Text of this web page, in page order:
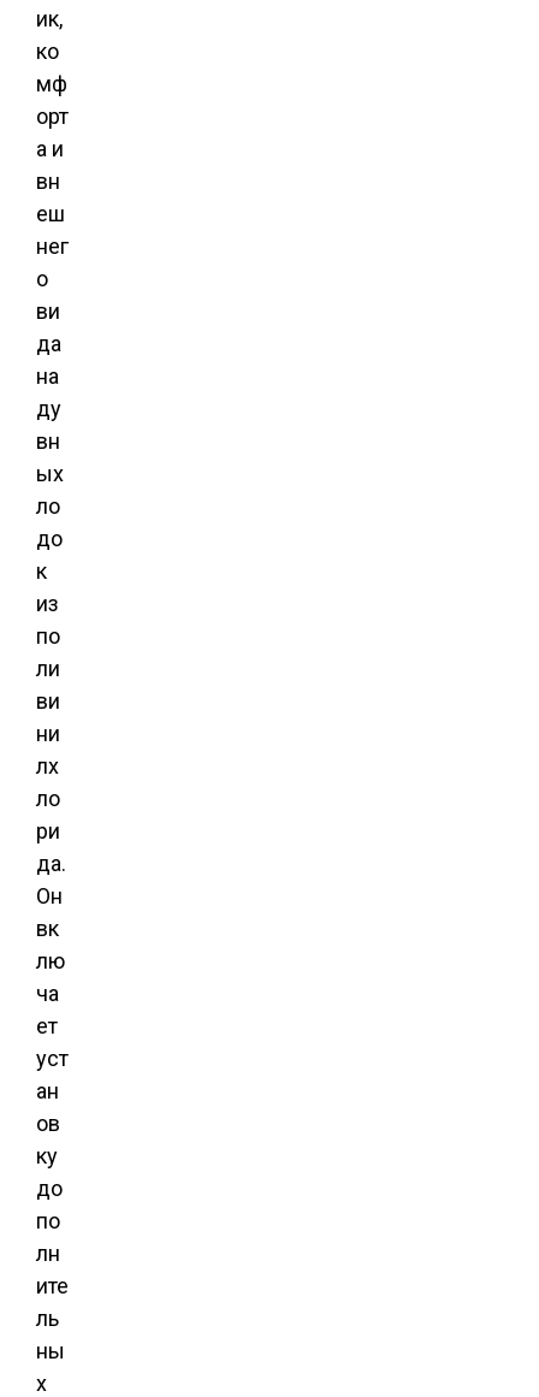
ик,
ко
мф
орт
а и
вн
еш
нег
о
ви
да
на
ду
вн
ых
ло
до
к
из
по
ли
ви
ни
лх
ло
ри
да.
Он
вк
лю
ча
ет
уст
ан
ов
ку
до
по
лн
ите
ль
ны
х